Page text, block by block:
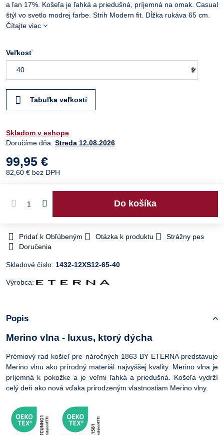
a ľan 17%. Košeľa je ľahká a priedušná, príjemná na omak. Casual
štýl vo svetlo modrej farbe. Strih Modern fit. Dĺžka rukáva 65 cm.
Čítajte viac
Veľkosť
Tabuľka veľkostí
Skladom v eshope
Doručíme dňa: Streda 12.08.2026
99,95 €
82,60 € bez DPH
Do košíka
Pridať k Obľúbeným Otázka k produktu
Strážny pes
Doručenia
Skladové číslo: 1432-12XS12-65-40
Výrobca:
Popis
Merino vlna - luxus, ktorý dýcha
Prémiový rad košieľ pre náročných 1863 BY ETERNA predstavuje
Merino vlnu ako prírodný materiál najvyššej kvality. Merino vlna je
príjemná k pokožke a je veľmi ľahká a priedušná. Košeľa vydrží
celý deň ako nová vďaka prirodzeným vlastnostiam Merino vlny.